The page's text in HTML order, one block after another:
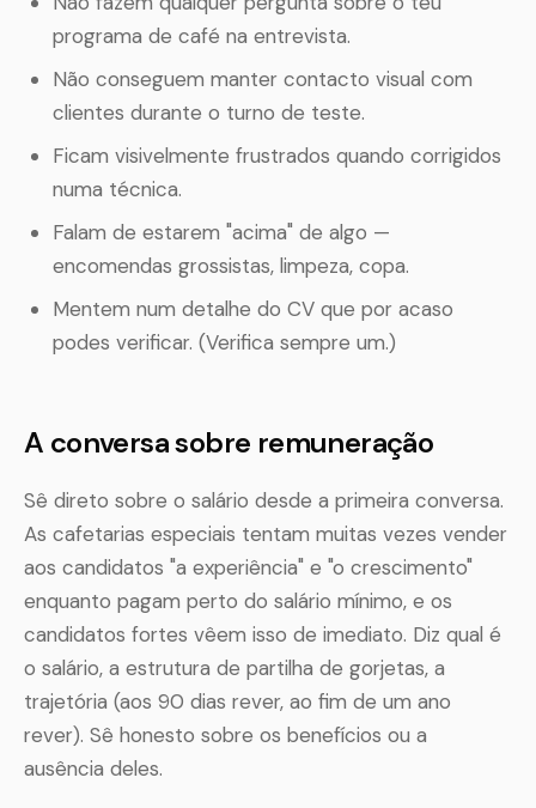
programa de café na entrevista.
Não conseguem manter contacto visual com
clientes durante o turno de teste.
Ficam visivelmente frustrados quando corrigidos
numa técnica.
Falam de estarem "acima" de algo —
encomendas grossistas, limpeza, copa.
Mentem num detalhe do CV que por acaso
podes verificar. (Verifica sempre um.)
A conversa sobre remuneração
Sê direto sobre o salário desde a primeira conversa.
As cafetarias especiais tentam muitas vezes vender
aos candidatos "a experiência" e "o crescimento"
enquanto pagam perto do salário mínimo, e os
candidatos fortes vêem isso de imediato. Diz qual é
o salário, a estrutura de partilha de gorjetas, a
trajetória (aos 90 dias rever, ao fim de um ano
rever). Sê honesto sobre os benefícios ou a
ausência deles.